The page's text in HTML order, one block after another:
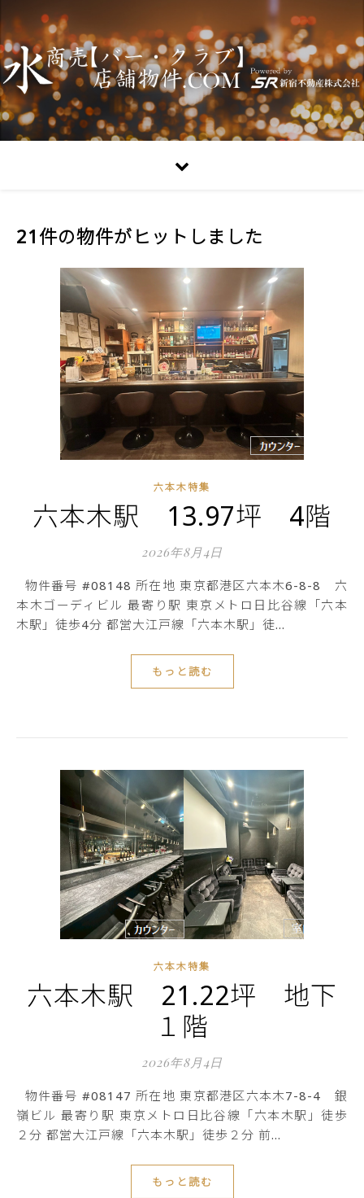
21件の物件がヒットしました
六本木特集
六本木駅 13.97坪 4階
2026年8月4日
物件番号 #08148 所在地 東京都港区六本木6-8-8 六
本木ゴーディビル 最寄り駅 東京メトロ日比谷線「六本
木駅」徒歩4分 都営大江戸線「六本木駅」徒…
もっと読む
六本木特集
六本木駅 21.22坪 地下
１階
2026年8月4日
物件番号 #08147 所在地 東京都港区六本木7-8-4 銀
嶺ビル 最寄り駅 東京メトロ日比谷線「六本木駅」徒歩
２分 都営大江戸線「六本木駅」徒歩２分 前…
もっと読む